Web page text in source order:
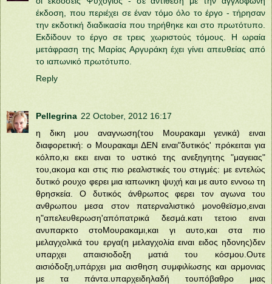
έκδοση, που περιέχει σε έναν τόμο όλο το έργο - τήρησαν
την εκδοτική διαδικασία που τηρήθηκε και στο πρωτότυπο.
Εκδίδουν το έργο σε τρεις χωριστούς τόμους. Η ωραία
μετάφραση της Μαρίας Αργυράκη έχει γίνει απευθείας από
το ιαπωνικό πρωτότυπο.
Reply
Pellegrina 22 October, 2012 16:17
η δικη μου αναγνωση(του Μουρακαμι γενικά) ειναι
διαφορετική: ο Μουρακαμι ΔΕΝ ειναι"δυτικός' πρόκειται για
κόλπο,κι εκει ειναι το υστικό της ανεξηγητης "μαγειας"
του,ακομα και στις πιο ρεαλιστικές του στιγμές: με εντελώς
δυτικό ρουχο φερει μια ιαπωνικη ψυχή και με αυτο εννοω τη
θρησκεία. Ο δυτικός άνθρωπος φερει τον αγωνα του
ανθρωπου μεσα στον πατερναλιστικό μονοθεϊσμο,ειναι
η"απελευθερωση'απόπατρικά δεσμά.κατι τετοιο ειναι
ανυπαρκτο στοΜουρακαμι,και γι αυτο,και στα πιο
μελαγχολικά του εργα(η μελαγχολία ειναι ειδος ηδονης)δεν
υπαρχει απαισιοδοξη ματιά του κόσμου.Ουτε
αισιόδοξη,υπάρχει μια αισθηση συμφιλίωσης και αρμονιας
με τα πάντα.υπαρχειδηλαδή τουπόβαθρο μιας